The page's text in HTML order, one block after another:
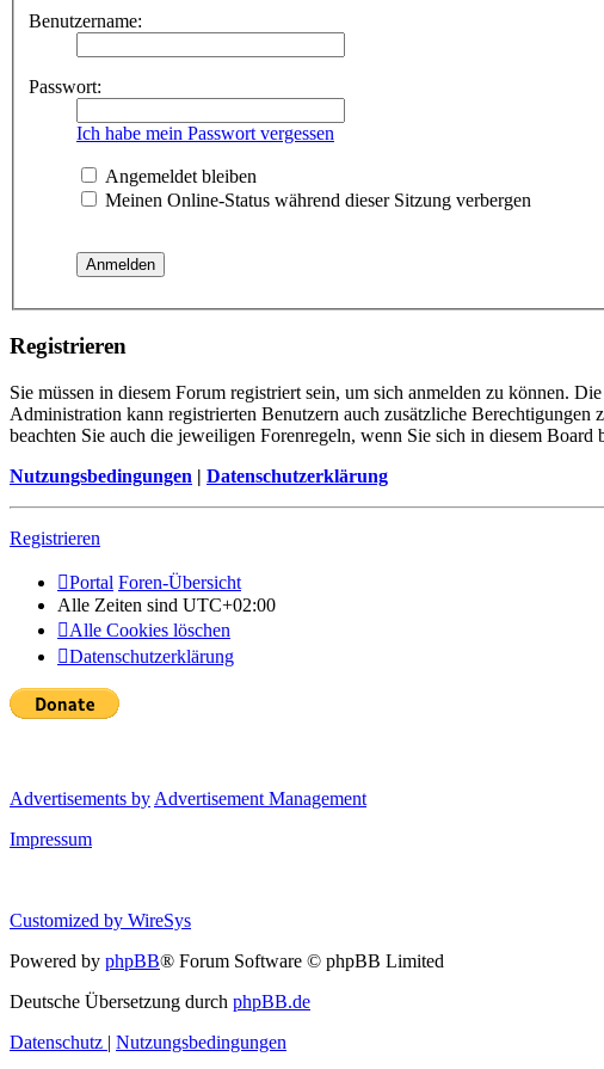
Benutzername:
Passwort:
Ich habe mein Passwort vergessen
Angemeldet bleiben
Meinen Online-Status während dieser Sitzung verbergen
Registrieren
Sie müssen in diesem Forum registriert sein, um sich anmelden zu können.
Administration kann registrierten Benutzern auch zusätzliche
beachten Sie auch die jeweiligen Forenregeln, wenn Sie sich in diesem Board
Nutzungsbedingungen | Datenschutzerklärung
Registrieren
Portal Foren-Übersicht
Alle Zeiten sind UTC+02:00
Alle Cookies löschen
Datenschutzerklärung
Advertisements by Advertisement Management
Impressum
Customized by WireSys
Powered by phpBB® Forum Software © phpBB Limited
Deutsche Übersetzung durch phpBB.de
Datenschutz | Nutzungsbedingungen